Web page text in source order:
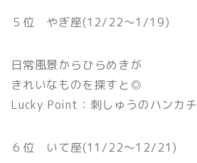
５位 やぎ座(12/22〜1/19)
日常風景からひらめきが
きれいなものを探すと◎
Lucky Point：刺しゅうのハンカチ
６位 いて座(11/22〜12/21)